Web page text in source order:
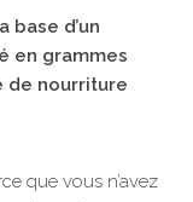
base d’un
en grammes
de nourriture
que vous n’avez